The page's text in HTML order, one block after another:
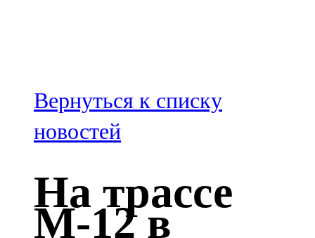
100,3 FM
Зәй
106,6 FM
Кадыбаш
105,2 FM
Вернуться к списку
новостей
На трассе
М-12 в